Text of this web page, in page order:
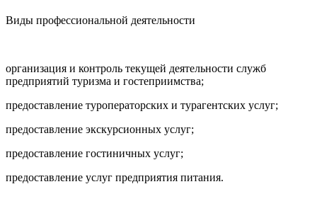
Виды профессиональной деятельности
организация и контроль текущей деятельности служб
предприятий туризма и гостеприимства;
предоставление туроператорских и турагентских услуг;
предоставление экскурсионных услуг;
предоставление гостиничных услуг;
предоставление услуг предприятия питания.